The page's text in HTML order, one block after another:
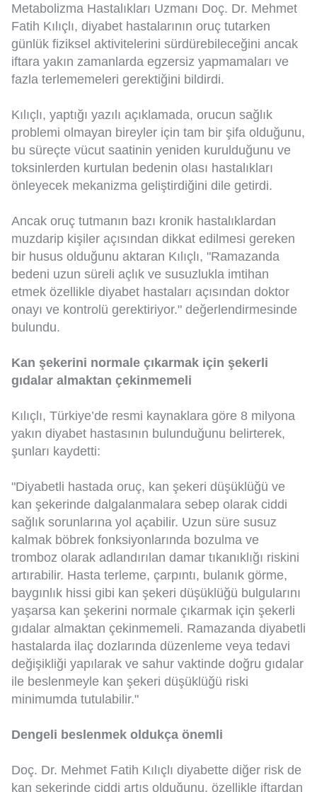
Metabolizma Hastalıkları Uzmanı Doç. Dr. Mehmet
Fatih Kılıçlı, diyabet hastalarının oruç tutarken
günlük fiziksel aktivitelerini sürdürebileceğini ancak
iftara yakın zamanlarda egzersiz yapmamaları ve
fazla terlememeleri gerektiğini bildirdi.
Kılıçlı, yaptığı yazılı açıklamada, orucun sağlık
problemi olmayan bireyler için tam bir şifa olduğunu,
bu süreçte vücut saatinin yeniden kurulduğunu ve
toksinlerden kurtulan bedenin olası hastalıkları
önleyecek mekanizma geliştirdiğini dile getirdi.
Ancak oruç tutmanın bazı kronik hastalıklardan
muzdarip kişiler açısından dikkat edilmesi gereken
bir husus olduğunu aktaran Kılıçlı, "Ramazanda
bedeni uzun süreli açlık ve susuzlukla imtihan
etmek özellikle diyabet hastaları açısından doktor
onayı ve kontrolü gerektiriyor." değerlendirmesinde
bulundu.
Kan şekerini normale çıkarmak için şekerli
gıdalar almaktan çekinmemeli
Kılıçlı, Türkiye’de resmi kaynaklara göre 8 milyona
yakın diyabet hastasının bulunduğunu belirterek,
şunları kaydetti:
"Diyabetli hastada oruç, kan şekeri düşüklüğü ve
kan şekerinde dalgalanmalara sebep olarak ciddi
sağlık sorunlarına yol açabilir. Uzun süre susuz
kalmak böbrek fonksiyonlarında bozulma ve
tromboz olarak adlandırılan damar tıkanıklığı riskini
artırabilir. Hasta terleme, çarpıntı, bulanık görme,
baygınlık hissi gibi kan şekeri düşüklüğü bulgularını
yaşarsa kan şekerini normale çıkarmak için şekerli
gıdalar almaktan çekinmemeli. Ramazanda diyabetli
hastalarda ilaç dozlarında düzenleme veya tedavi
değişikliği yapılarak ve sahur vaktinde doğru gıdalar
ile beslenmeyle kan şekeri düşüklüğü riski
minimumda tutulabilir."
Dengeli beslenmek oldukça önemli
Doç. Dr. Mehmet Fatih Kılıçlı diyabette diğer risk de
kan şekerinde ciddi artış olduğunu, özellikle iftardan